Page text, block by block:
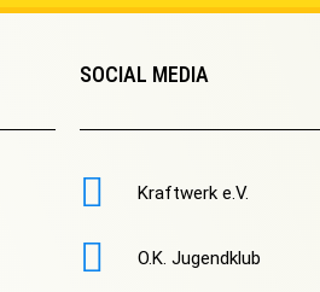
SOCIAL MEDIA
Kraftwerk e.V.
O.K. Jugendklub